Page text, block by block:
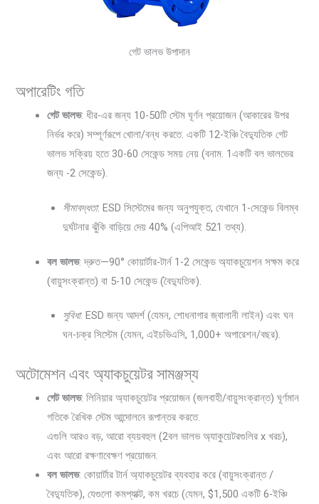
গেট ভালভ উপাদান
অপারেটিং গতি
গেট ভালভ: ধীর-এর জন্য 10-50টি স্টেম ঘূর্ণন প্রয়োজন (আকারের উপর
নির্ভর করে) সম্পূর্ণরূপে খোলা/বন্ধ করতে. একটি 12-ইঞ্চি বৈদ্যুতিক গেট
ভালভ সক্রিয় হতে 30-60 সেকেন্ড সময় নেয় (বনাম. 1একটি বল ভালভের
জন্য -2 সেকেন্ড).
সীমাবদ্ধতা: ESD সিস্টেমের জন্য অনুপযুক্ত, যেখানে 1-সেকেন্ড বিলম্ব
দুর্ঘটনার ঝুঁকি বাড়িয়ে দেয় 40% (এপিআই 521 তথ্য).
বল ভালভ: দ্রুত—90° কোয়ার্টার-টার্ন 1-2 সেকেন্ড অ্যাকচুয়েশন সক্ষম করে
(বায়ুসংক্রান্ত) বা 5-10 সেকেন্ড (বৈদ্যুতিক).
সুবিধা: ESD জন্য আদর্শ (যেমন, শোধনাগার জ্বালানী লাইন) এবং ঘন
ঘন-চক্র সিস্টেম (যেমন, এইচভিএসি, 1,000+ অপারেশন/বছর).
অটোমেশন এবং অ্যাকচুয়েটর সামঞ্জস্য
গেট ভালভ: লিনিয়ার অ্যাকচুয়েটর প্রয়োজন (জলবাহী/বায়ুসংক্রান্ত) ঘূর্ণমান
গতিকে রৈখিক স্টেম আন্দোলনে রূপান্তর করতে.
এগুলি আরও বড়, আরো ব্যয়বহুল (2বল ভালভ অ্যাকুয়েটরগুলির x খরচ),
এবং আরো রক্ষণাবেক্ষণ প্রয়োজন.
বল ভালভ: কোয়ার্টার টার্ন অ্যাকচুয়েটর ব্যবহার করে (বায়ুসংক্রান্ত /
বৈদ্যুতিক), যেগুলো কমপ্যাক্ট, কম খরচে (যেমন, $1,500 একটি 6-ইঞ্চি